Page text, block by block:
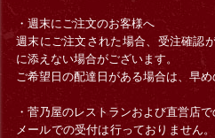
・週末にご注文のお客様へ
週末にご注文された場合、受注確認
に添えない場合がございます。
ご希望日の配達日がある場合は、早め
・菅乃屋のレストランおよび直営店
メールでの受付は行っておりません